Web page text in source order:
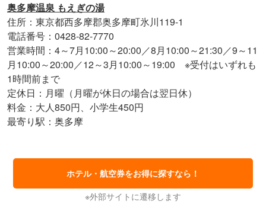
奥多摩温泉 もえぎの湯
住所：東京都西多摩郡奥多摩町氷川119-1
電話番号：0428-82-7770
営業時間：4～7月10:00～20:00／8月10:00～21:30／9～11
月10:00～20:00／12～3月10:00～19:00 ※受付はいずれも
1時間前まで
定休日：月曜（月曜が休日の場合は翌日休）
料金：大人850円、小学生450円
最寄り駅：奥多摩
ホテル・航空券をお得に探すなら！
※外部サイトに遷移します